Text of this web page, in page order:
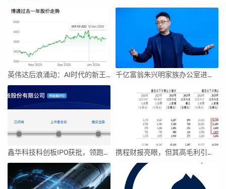
英伟达后浪涌动：AI时代的新王者与隐忧 千亿富翁朱兴明家族办公室进军VC圈
鑫华科技科创板IPO获批，领跑国内半导体材料市场 携程财报亮眼，但其高毛利引发行业争议